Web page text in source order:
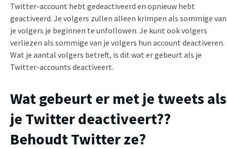
Twitter-account hebt gedeactiveerd en opnieuw hebt
geactiveerd. Je volgers zullen alleen krimpen als sommige van
je volgers je beginnen te unfollowen. Je kunt ook volgers
verliezen als sommige van je volgers hun account deactiveren.
Wat je aantal volgers betreft, is dit wat er gebeurt als je
Twitter-accounts deactiveert.
Wat gebeurt er met je tweets als
je Twitter deactiveert??
Behoudt Twitter ze?